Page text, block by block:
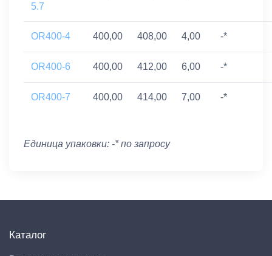
5.7
OR400-4 400,00 408,00 4,00 -*
OR400-6 400,00 412,00 6,00 -*
OR400-7 400,00 414,00 7,00 -*
Единица упаковки: -* по запросу
Каталог